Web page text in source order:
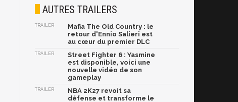
AUTRES TRAILERS
TRAILER
Mafia The Old Country : le
retour d'Ennio Salieri est
au cœur du premier DLC
TRAILER
Street Fighter 6 : Yasmine
est disponible, voici une
nouvelle vidéo de son
gameplay
TRAILER
NBA 2K27 revoit sa
défense et transforme le